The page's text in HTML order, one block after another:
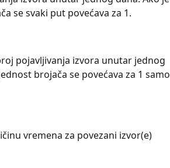
se svaki put povećava za 1.
pojavljivanja izvora unutar jednog
brojača se povećava za 1 samo
vremena za povezani izvor(e)